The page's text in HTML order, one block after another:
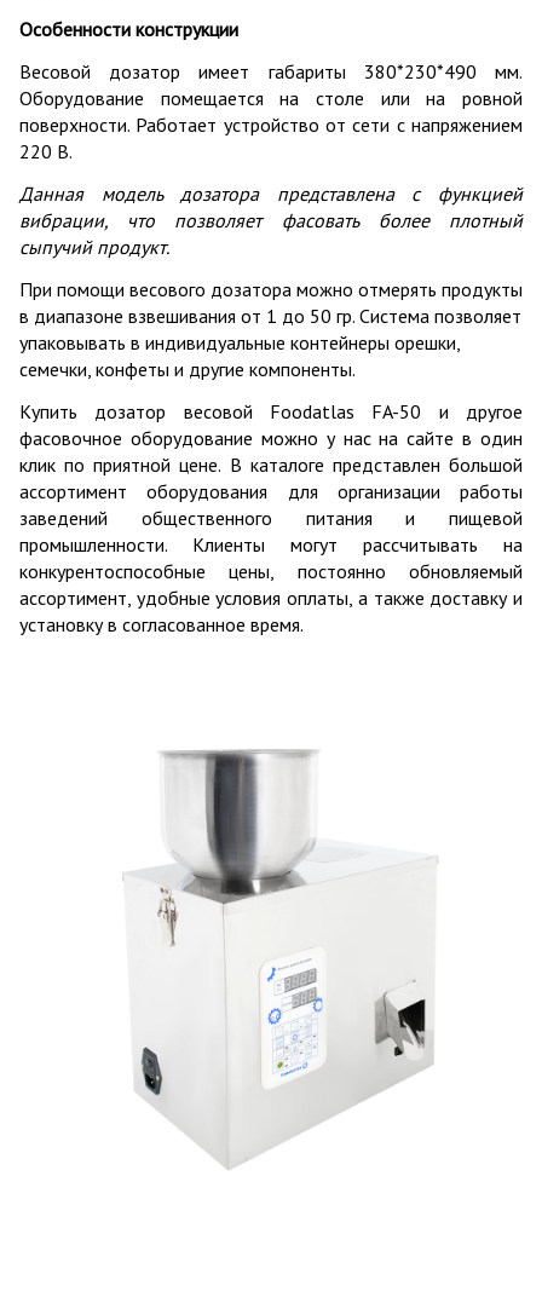
Особенности конструкции
Весовой дозатор имеет габариты 380*230*490 мм.
Оборудование помещается на столе или на ровной
поверхности. Работает устройство от сети с напряжением
220 В.
Данная модель дозатора представлена с функцией
вибрации, что позволяет фасовать более плотный
сыпучий продукт.
При помощи весового дозатора можно отмерять продукты
в диапазоне взвешивания от 1 до 50 гр. Система позволяет
упаковывать в индивидуальные контейнеры орешки,
семечки, конфеты и другие компоненты.
Купить дозатор весовой Foodatlas FA-50 и другое
фасовочное оборудование можно у нас на сайте в один
клик по приятной цене. В каталоге представлен большой
ассортимент оборудования для организации работы
заведений общественного питания и пищевой
промышленности. Клиенты могут рассчитывать на
конкурентоспособные цены, постоянно обновляемый
ассортимент, удобные условия оплаты, а также доставку и
установку в согласованное время.